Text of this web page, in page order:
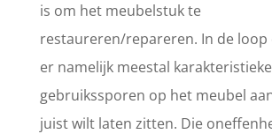
is om het meubelstuk te
restaureren/repareren. In de loop
er namelijk meestal karakteristieke
gebruikssporen op het meubel
juist wilt laten zitten. Die